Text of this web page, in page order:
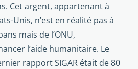
Cet argent, appartenant à
Unis, n’est en réalité pas à
mais de l’ONU,
l’aide humanitaire. Le
rapport SIGAR était de 80